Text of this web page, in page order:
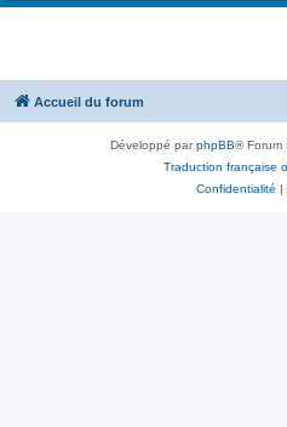
Accueil du forum
Développé parphpBB® Forum
Traduction française
Confidentialité |